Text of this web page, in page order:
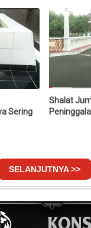
Sering
Shalat
SELANJUTNYA >>